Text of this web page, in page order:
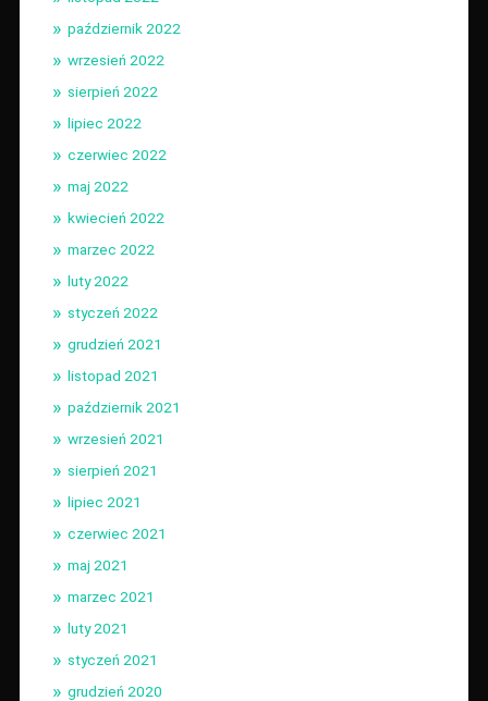
październik 2022
wrzesień 2022
sierpień 2022
lipiec 2022
czerwiec 2022
maj 2022
kwiecień 2022
marzec 2022
luty 2022
styczeń 2022
grudzień 2021
listopad 2021
październik 2021
wrzesień 2021
sierpień 2021
lipiec 2021
czerwiec 2021
maj 2021
marzec 2021
luty 2021
styczeń 2021
grudzień 2020